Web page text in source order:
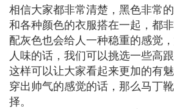
相信大家都非常清楚，黑色非常
和各种颜色的衣服搭在一起，都
配灰色也会给人一种稳重的感觉
人味的话，我们可以挑选一些高
这样可以让大家看起来更加的有
穿出帅气的感觉的话，那么马丁
择。